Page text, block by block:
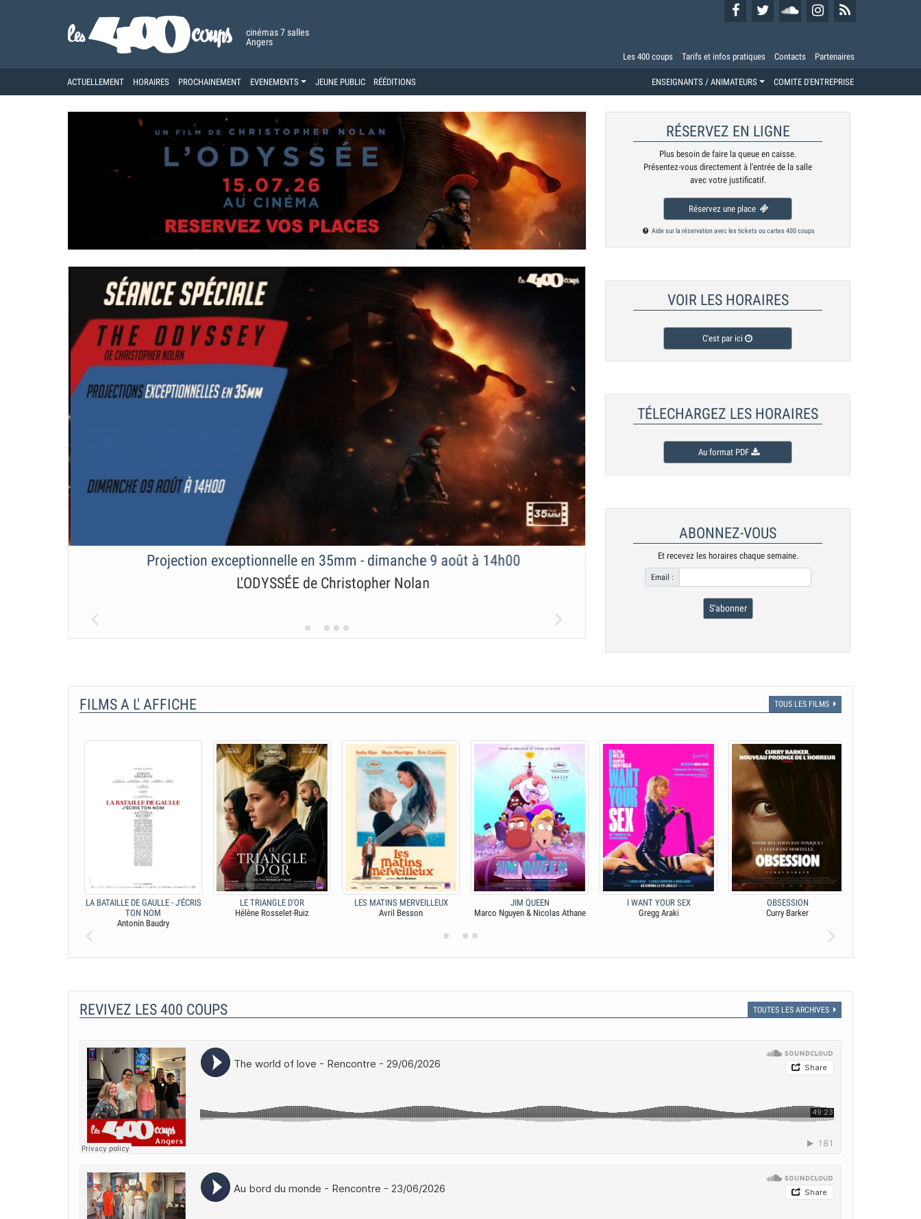
cinémas 7 salles
Angers
Les 400 coups Tarifs et infos pratiques Contacts Partenaires
ACTUELLEMENT HORAIRES PROCHAINEMENT EVENEMENTS JEUNE PUBLIC RÉÉDITIONS ENSEIGNANTS / ANIMATEURS COMITE D'ENTREPRISE
Projection exceptionnelle en 35mm - dimanche 9 août à 14h00
L'ODYSSÉE de Christopher Nolan
Avant Première - mardi 18 août
FJORD de Cristian
RÉSERVEZ EN LIGNE
Plus besoin de faire la queue en caisse.
Présentez-vous directement à l'entrée de la salle
avec votre justificatif.
Réservez une place
Aide sur la réservation avec les tickets ou cartes 400 coups
VOIR LES HORAIRES
C'est par ici
TÉLECHARGEZ LES HORAIRES
Au format PDF
ABONNEZ-VOUS
Et recevez les horaires chaque semaine.
Email :
S'abonner
TOUS LES FILMS
FILMS A L' AFFICHE
LA BATAILLE DE GAULLE - J'ÉCRIS
TON NOM
Antonin Baudry
LE TRIANGLE D'OR
Hélène Rosselet-Ruiz
LES MATINS MERVEILLEUX
Avril Besson
JIM QUEEN
Marco Nguyen & Nicolas Athane
I WANT YOUR SEX
Gregg Araki
OBSESSION
Curry Barker
TOUTES LES ARCHIVES
REVIVEZ LES 400 COUPS